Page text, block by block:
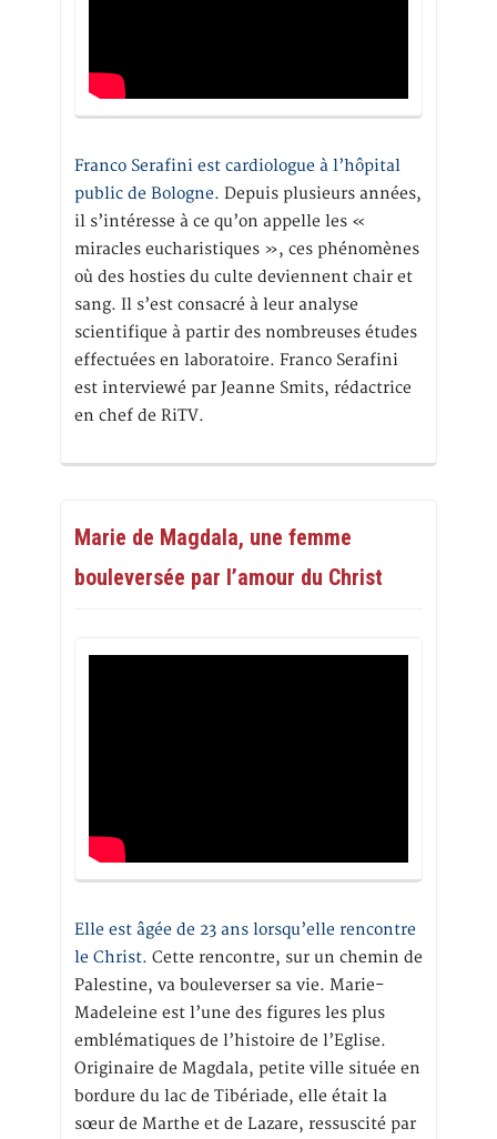
Franco Serafini est cardiologue à l’hôpital
public de Bologne. Depuis plusieurs années,
il s’intéresse à ce qu’on appelle les «
miracles eucharistiques », ces phénomènes
où des hosties du culte deviennent chair et
sang. Il s’est consacré à leur analyse
scientifique à partir des nombreuses études
effectuées en laboratoire. Franco Serafini
est interviewé par Jeanne Smits, rédactrice
en chef de RiTV.
Marie de Magdala, une femme
bouleversée par l’amour du Christ
Elle est âgée de 23 ans lorsqu’elle rencontre
le Christ. Cette rencontre, sur un chemin de
Palestine, va bouleverser sa vie. Marie-
Madeleine est l’une des figures les plus
emblématiques de l’histoire de l’Eglise.
Originaire de Magdala, petite ville située en
bordure du lac de Tibériade, elle était la
sœur de Marthe et de Lazare, ressuscité par